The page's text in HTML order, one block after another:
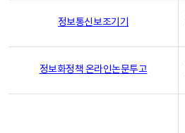
정보통신보조기기
정보화정책 온라인논문투고